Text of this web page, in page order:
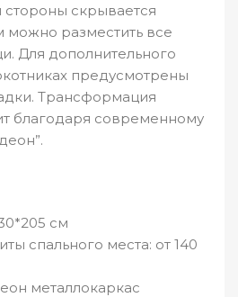
скрывается
можно разместить все
Для дополнительного
предусмотрены
Трансформация
благодаря современному
см
спального места: от 140
металлокаркас